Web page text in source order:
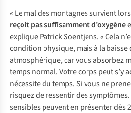
« Le mal des montagnes survient
reçoitpas suffisamment d’oxygène
explique Patrick Soentjens. « Cela
condition physique, mais à la baisse
atmosphérique, car vous absorbez
temps normal. Votre corps peut s’y
nécessite du temps. Si vous ne
risquez de ressentir des
sensibles peuvent en présenter dès